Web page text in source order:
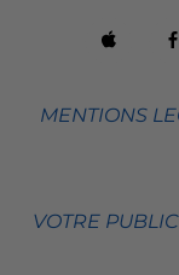
MENTIONS
VOTRE